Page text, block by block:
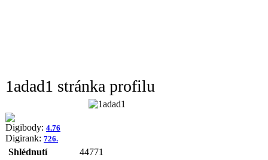
1adad1 stránka profilu
Digibody: 4.76
Digirank: 726.
Shlédnutí
44771